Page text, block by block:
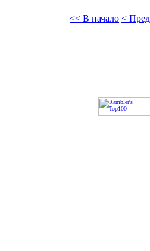
<< В начало <